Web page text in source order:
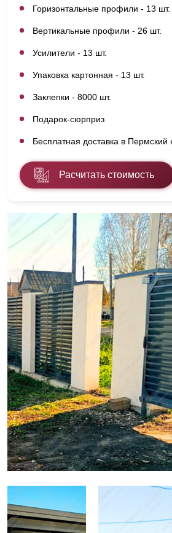
Горизонтальные профили - 13 шт.
Вертикальные профили - 26 шт.
Усилители - 13 шт.
Упаковка картонная - 13 шт.
Заклепки - 8000 шт.
Подарок-сюрприз
Бесплатная доставка в Пермский
Расчитать стоимость